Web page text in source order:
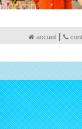
accueil|